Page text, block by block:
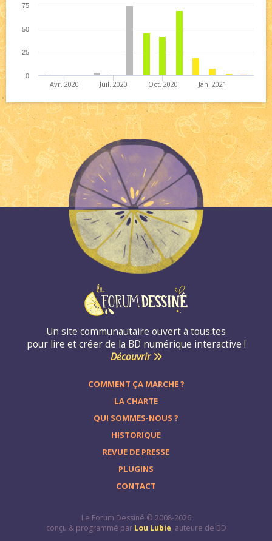
Avr. 2020 Juil. 2020 Oct. 2020 Jan. 2021
0
25
50
75
Un site communautaire ouvert à tous.tes
pour lire et créer de la BD numérique interactive !
Découvrir
COMMENT ÇA MARCHE ?
LA CHARTE
QUI SOMMES-NOUS ?
HISTORIQUE
REVUE DE PRESSE
PLUGINS
CONTACT
Le Forum Dessiné © 2008-2026
conçu & programmé par Lou Lubie, auteure de BD